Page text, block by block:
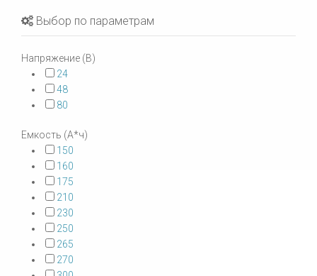
Выбор по параметрам
Напряжение (В)
24
48
80
Емкость (А*ч)
150
160
175
210
230
250
265
270